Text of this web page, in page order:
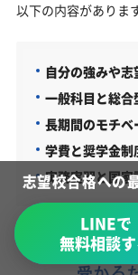
以下の内容がありま
自分の強みや
一般科目と総
長期間のモチ
学費と奨学金制
実務実習と国
志望校合格への
LINEで
無料相談